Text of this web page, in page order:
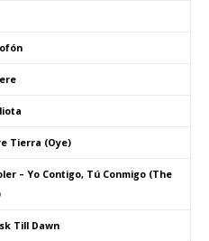
Tierra (Oye)
– Yo Contigo, Tú Conmigo (The
Till Dawn